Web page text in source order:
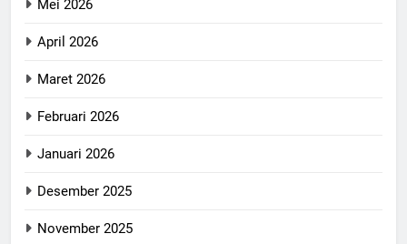
Mei 2026
April 2026
Maret 2026
Februari 2026
Januari 2026
Desember 2025
November 2025